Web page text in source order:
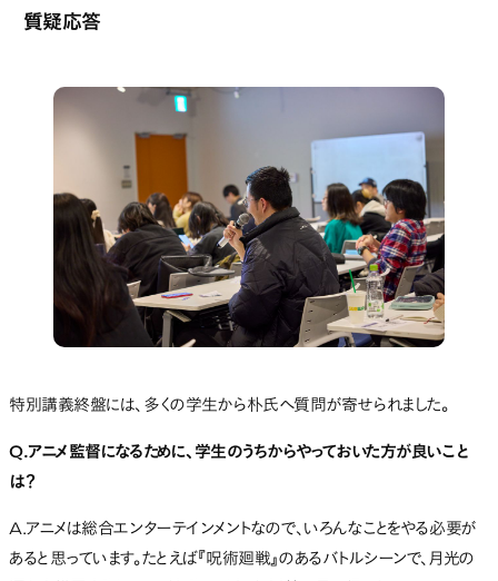
質疑応答
特別講義終盤には、多くの学生から朴氏へ質問が寄せられました。
Q.アニメ監督になるために、学生のうちからやっておいた方が良いこと
は？
A.アニメは総合エンターテインメントなので、いろんなことをやる必要が
あると思っています。たとえば『呪術廻戦』のあるバトルシーンで、月光の